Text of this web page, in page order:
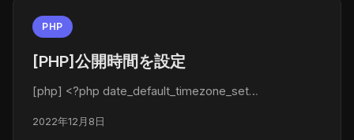
PHP
[PHP]公開時間を設定
[php] <?php date_default_timezone_set…
2022年12月8日